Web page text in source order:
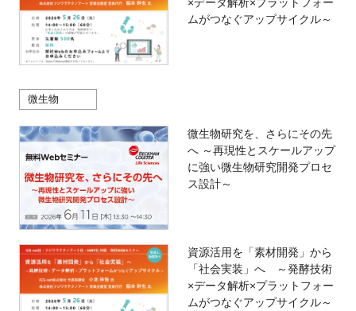
ムがつなぐアップサイクル～
微生物
微生物研究を、さらにその先
へ ～再現性とスケールアップ
に強い微生物研究開発プロセ
ス設計～
資源活用を「素材開発」から
「社会実装」へ ～発酵技術
×データ解析×プラットフォー
ムがつなぐアップサイクル～